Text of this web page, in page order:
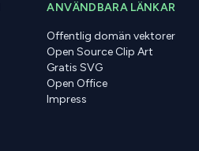
ANVÄNDBARA LÄNKAR
Offentlig domän vektorer
Open Source Clip Art
Gratis SVG
Open Office
Impress